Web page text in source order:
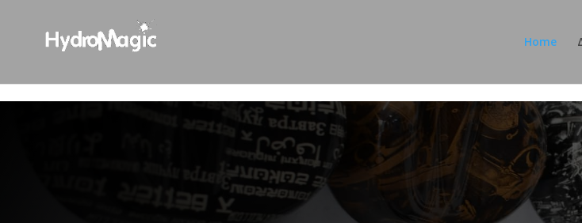
Home